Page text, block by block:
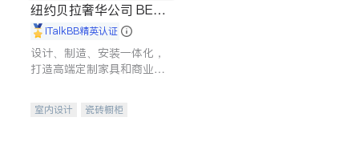
纽约贝拉奢华公司 BELL
A LUXE
iTalkBB精英认证
设计、制造、安装一体化，
打造高端定制家具和商业空
室内设计
瓷砖橱柜